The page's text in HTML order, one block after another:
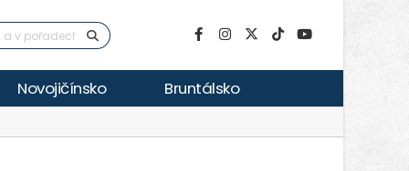
Novojičínsko Bruntálsko